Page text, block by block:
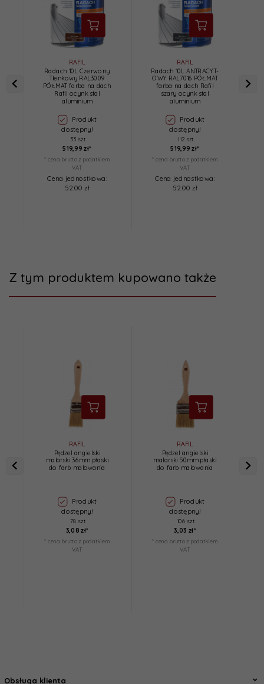
RAFIL
Radach 10L Czerwony
Tlenkowy RAL3009
PÓŁMAT farba na dach
Rafil ocynk stal
aluminium
Produkt
dostępny!
33 szt.
519, 99 zł*
* cena brutto z podatkiem
VAT
Cena jednostkowa:
52.00 zł
RAFIL
Radach 10L ANTRACYT-
OWY RAL7016 PÓŁMAT
farba na dach Rafil
szary ocynk stal
aluminium
Produkt
dostępny!
112 szt.
519, 99 zł*
* cena brutto z podatkiem
VAT
Cena jednostkowa:
52.00 zł
Z tym produktem kupowano także
RAFIL
Pędzel angielski
malarski 36mm płaski
do farb malowania
Produkt
dostępny!
78 szt.
3, 08 zł*
* cena brutto z podatkiem
VAT
RAFIL
Pędzel angielski
malarski 50mm płaski
do farb malowania
Produkt
dostępny!
106 szt.
3, 03 zł*
* cena brutto z podatkiem
VAT
Obsługa klienta